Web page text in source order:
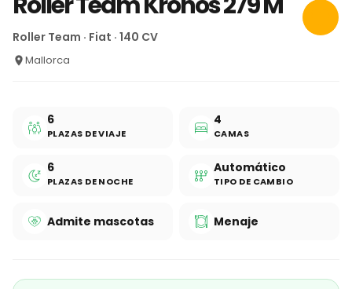
Roller Team · Fiat · 140 CV
Mallorca
6
PLAZAS DE VIAJE
4
CAMAS
6
PLAZAS DE NOCHE
Automático
TIPO DE CAMBIO
Admite mascotas Menaje